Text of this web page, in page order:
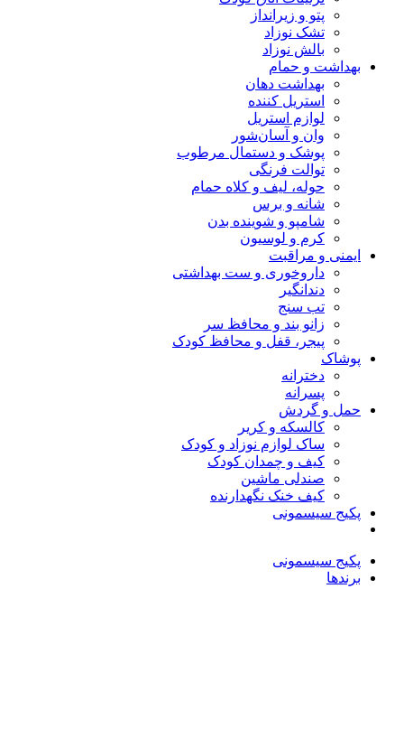
پتو و زیرانداز
تشک نوزاد
بالش نوزاد
بهداشت و حمام
بهداشت دهان
استریل کننده
لوازم استریل
وان و آسان‌شور
پوشک و دستمال مرطوب
توالت فرنگی
حوله، لیف و کلاه حمام
شانه و برس
شامپو و شوینده بدن
کرم و لوسیون
ایمنی و مراقبت
داروخوری و ست بهداشتی
دندانگیر
تب‌ سنج
زانو بند و محافظ سر
پیجر، قفل و محافظ کودک
پوشاک
دخترانه
پسرانه
حمل و گردش
کالسکه و کریر
ساک لوازم نوزاد و کودک
کیف و چمدان کودک
صندلی ماشین
کیف خنک نگهدارنده
پکیج سیسمونی
پکیج سیسمونی
برندها